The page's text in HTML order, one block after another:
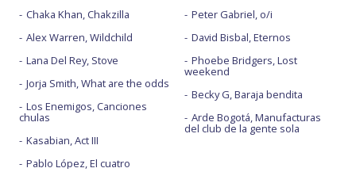
Chaka Khan, Chakzilla
Alex Warren, Wildchild
Lana Del Rey, Stove
Jorja Smith, What are the odds
Los Enemigos, Canciones
chulas
Kasabian, Act III
Pablo López, El cuatro
Peter Gabriel, o/i
David Bisbal, Eternos
Phoebe Bridgers, Lost
weekend
Becky G, Baraja bendita
Arde Bogotá, Manufacturas
del club de la gente sola